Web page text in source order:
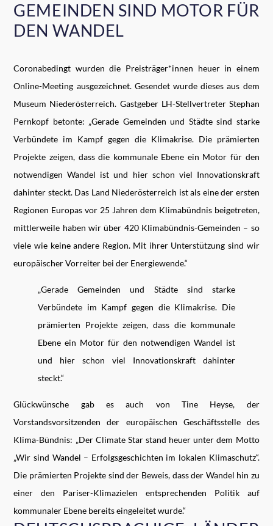
GEMEINDEN SIND MOTOR FÜR
DEN WANDEL
Coronabedingt wurden die Preisträger*innen heuer in einem
Online-Meeting ausgezeichnet. Gesendet wurde dieses aus dem
Museum Niederösterreich. Gastgeber LH-Stellvertreter Stephan
Pernkopf betonte: „Gerade Gemeinden und Städte sind starke
Verbündete im Kampf gegen die Klimakrise. Die prämierten
Projekte zeigen, dass die kommunale Ebene ein Motor für den
notwendigen Wandel ist und hier schon viel Innovationskraft
dahinter steckt. Das Land Niederösterreich ist als eine der ersten
Regionen Europas vor 25 Jahren dem Klimabündnis beigetreten,
mittlerweile haben wir über 420 Klimabündnis-Gemeinden – so
viele wie keine andere Region. Mit ihrer Unterstützung sind wir
europäischer Vorreiter bei der Energiewende.“
„Gerade Gemeinden und Städte sind starke
Verbündete im Kampf gegen die Klimakrise. Die
prämierten Projekte zeigen, dass die kommunale
Ebene ein Motor für den notwendigen Wandel ist
und hier schon viel Innovationskraft dahinter
steckt.“
Glückwünsche gab es auch von Tine Heyse, der
Vorstandsvorsitzenden der europäischen Geschäftsstelle des
Klima-Bündnis: „Der Climate Star stand heuer unter dem Motto
„Wir sind Wandel – Erfolgsgeschichten im lokalen Klimaschutz“.
Die prämierten Projekte sind der Beweis, dass der Wandel hin zu
einer den Pariser-Klimazielen entsprechenden Politik auf
kommunaler Ebene bereits eingeleitet wurde.“